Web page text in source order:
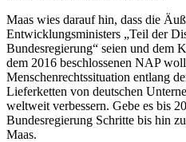
Maas wies darauf hin, dass die
Entwicklungsministers „Teil der
Bundesregierung“ seien und dem
dem 2016 beschlossenen NAP
Menschenrechtssituation entlang
Lieferketten von deutschen
weltweit verbessern. Gebe es bis
Bundesregierung Schritte bis hin
Maas.